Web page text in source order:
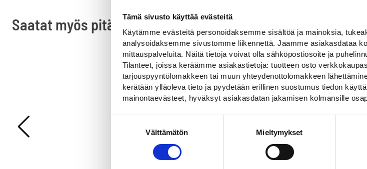
Tämä sivusto käyttää evästeitä
Käytämme evästeitä personoidaksemme sisältöä ja mainoksia,
analysoidaksemme sivustomme liikennettä. Jaamme asiakasdataa
mittauspalveluita. Näitä tietoja voivat olla sähköpostiosoite ja
Tilanteet, joissa keräämme asiakastietoja: tuotteen osto
tarjouspyyntölomakkeen tai muun yhteydenottolomakkeen
kerätään ylläoleva tieto ja pyydetään erillinen suostumus tiedon
mainontaevästeet, hyväksyt asiakasdatan jakamisen kolmansille
Välttämätön Mieltymykset
Saatat myös pitää...
Ale!